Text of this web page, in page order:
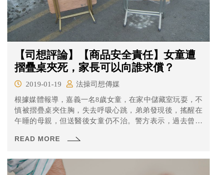
【司想評論】【商品安全責任】女童遭
摺疊桌夾死，家長可以向誰求償？
2019-01-19
法操司想傳媒
根據媒體報導，嘉義一名8歲女童，在家中儲藏室玩耍，不
慎被摺疊桌夾住胸，失去呼吸心跳，弟弟發現後，搖醒在
午睡的母親，但送醫後女童仍不治。警方表示，過去曾發
READ MORE